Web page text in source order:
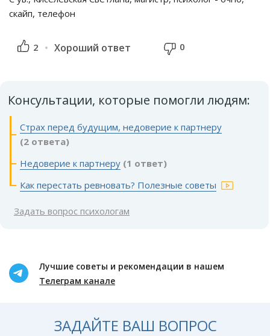
скайп, телефон
2 Хороший ответ 0
Консультации, которые помогли людям:
Страх перед будущим, недоверие к партнеру
(2 ответа)
Недоверие к партнеру (1 ответ)
Как перестать ревновать? Полезные советы
Задать вопрос психологам
Лучшие советы и рекомендации в нашем
Телеграм канале
ЗАДАЙТЕ ВАШ ВОПРОС